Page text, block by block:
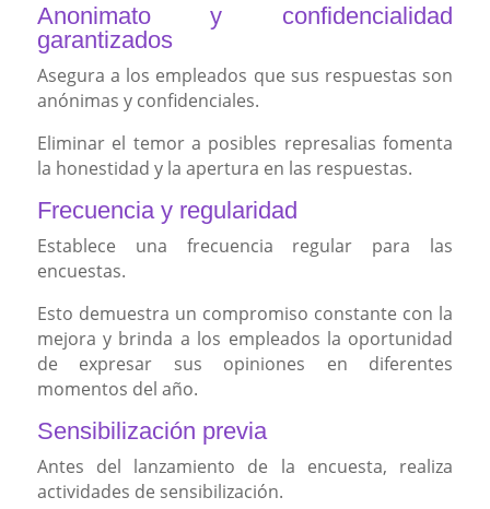
Anonimato y confidencialidad
garantizados
Asegura a los empleados que sus respuestas son
anónimas y confidenciales.
Eliminar el temor a posibles represalias fomenta
la honestidad y la apertura en las respuestas.
Frecuencia y regularidad
Establece una frecuencia regular para las
encuestas.
Esto demuestra un compromiso constante con la
mejora y brinda a los empleados la oportunidad
de expresar sus opiniones en diferentes
momentos del año.
Sensibilización previa
Antes del lanzamiento de la encuesta, realiza
actividades de sensibilización.